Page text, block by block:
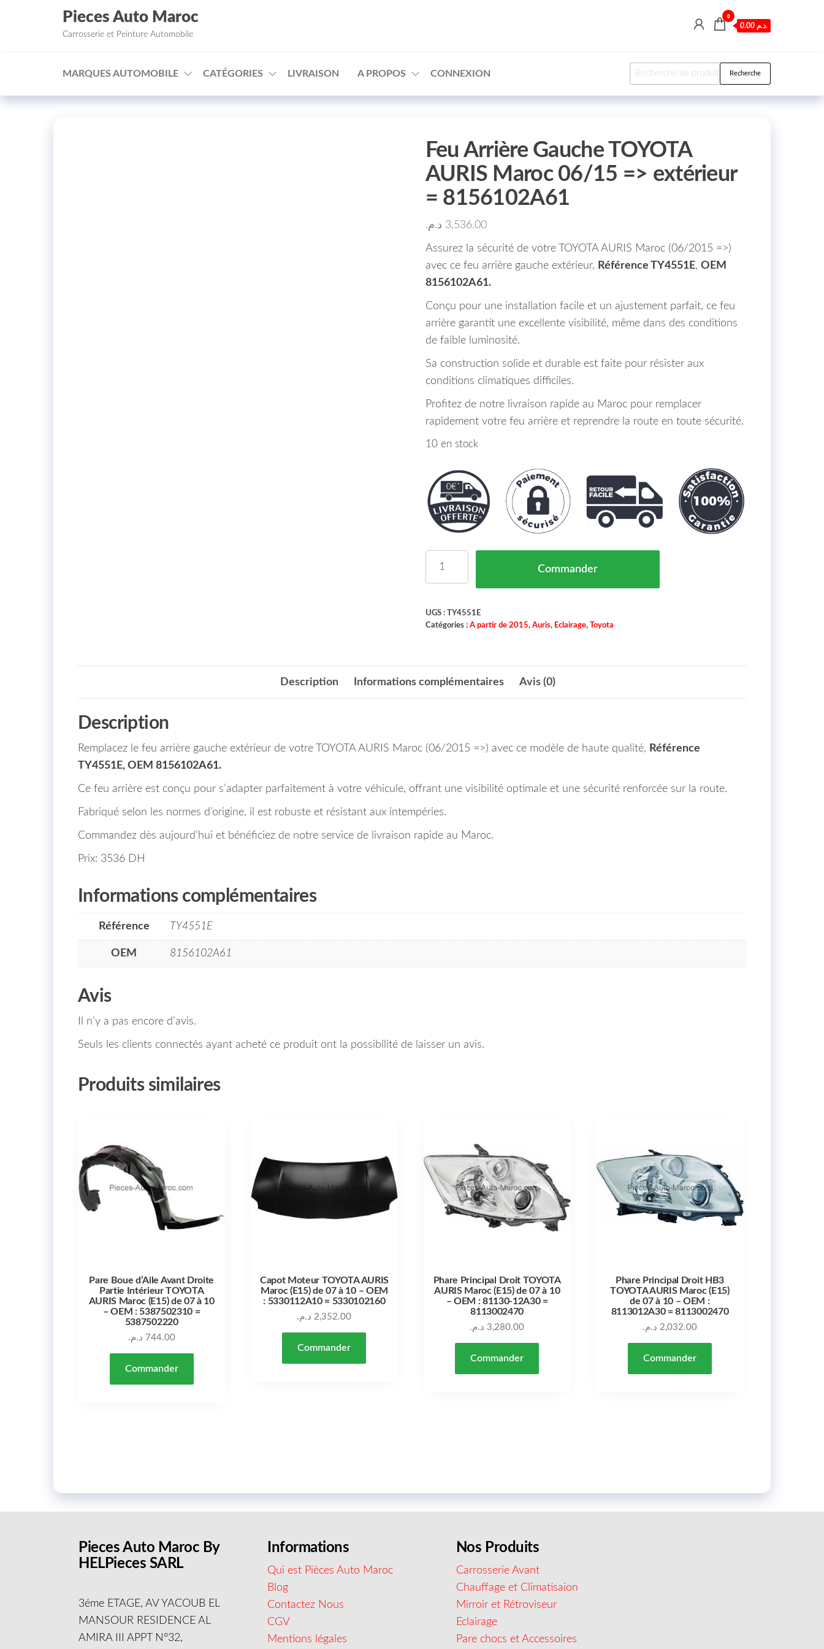
□
Aller au contenu
Pieces Auto Maroc
Carrosserie et Peinture Automobile
0
0.00 د.م.
MARQUES AUTOMOBILE CATÉGORIES LIVRAISON A PROPOS CONNEXION Recherche pour : Recherche
Feu Arrière Gauche TOYOTA
AURIS Maroc 06/15 => extérieur
= 8156102A61
3,536.00 د.م.
Assurez la sécurité de votre TOYOTA AURIS Maroc (06/2015 =>)
avec ce feu arrière gauche extérieur, Référence TY4551E, OEM
8156102A61.
Conçu pour une installation facile et un ajustement parfait, ce feu
arrière garantit une excellente visibilité, même dans des conditions
de faible luminosité.
Sa construction solide et durable est faite pour résister aux
conditions climatiques difficiles.
Profitez de notre livraison rapide au Maroc pour remplacer
rapidement votre feu arrière et reprendre la route en toute sécurité.
10 en stock
Commander
UGS : TY4551E
Catégories : A partir de 2015, Auris, Eclairage, Toyota
Description Informations complémentaires Avis (0)
Description
Remplacez le feu arrière gauche extérieur de votre TOYOTA AURIS Maroc (06/2015 =>) avec ce modèle de haute qualité, Référence
TY4551E, OEM 8156102A61.
Ce feu arrière est conçu pour s’adapter parfaitement à votre véhicule, offrant une visibilité optimale et une sécurité renforcée sur la route.
Fabriqué selon les normes d’origine, il est robuste et résistant aux intempéries.
Commandez dès aujourd’hui et bénéficiez de notre service de livraison rapide au Maroc.
Prix: 3536 DH
Informations complémentaires
Référence TY4551E
OEM 8156102A61
Avis
Il n’y a pas encore d’avis.
Seuls les clients connectés ayant acheté ce produit ont la possibilité de laisser un avis.
Produits similaires
Pare Boue d’Aile Avant Droite
Partie Intérieur TOYOTA
AURIS Maroc (E15) de 07 à 10
– OEM : 5387502310 =
5387502220
744.00 د.م.
Commander
Capot Moteur TOYOTA AURIS
Maroc (E15) de 07 à 10 – OEM
: 5330112A10 = 5330102160
2,352.00 د.م.
Commander
Phare Principal Droit TOYOTA
AURIS Maroc (E15) de 07 à 10
– OEM : 81130-12A30 =
8113002470
3,280.00 د.م.
Commander
Phare Principal Droit HB3
TOYOTA AURIS Maroc (E15)
de 07 à 10 – OEM :
8113012A30 = 8113002470
2,032.00 د.م.
Commander
Pieces Auto Maroc By
HELPieces SARL
3éme ETAGE, AV YACOUB EL
MANSOUR RESIDENCE AL
AMIRA III APPT N°32,
Informations
Qui est Pièces Auto Maroc
Blog
Contactez Nous
CGV
Mentions légales
Nos Produits
Carrosserie Avant
Chauffage et Climatisaion
Mirroir et Rétroviseur
Eclairage
Pare chocs et Accessoires